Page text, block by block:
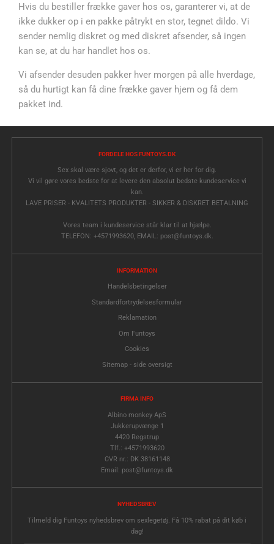
Hvis du bestiller frække gaver hos os, garanterer vi, at de
ikke dukker op i en pakke påtrykt en stor, tegnet dildo. Vi
sender nemlig diskret og med diskret afsender, så ingen
kan se, at du har handlet hos os.
Vi afsender desuden pakker hver morgen på alle hverdage,
så du hurtigt kan få dine frække gaver hjem og få dem
pakket ind.
FORDELE HOS FUNTOYS.DK
Sex skal være sjovt, og det er derfor, vi er her for dig.
Vi vil gøre vores bedste for at levere den absolut bedste kundeservice vi
kan.
LAVE PRISER - KVALITETS PRODUKTER - SIKKER & DISKRET BETALNING
Vores team i kundeservice står klar til at hjælpe.
TELEFON: +4571993620, EMAIL: post@funtoys.dk.
INFORMATION
Handelsbetingelser
Standardfortrydelsesformular
Reklamation
Om Funtoys
Cookies
Sitemap - side oversigt
FIRMA INFO
Albino monkey ApS
Jukkerupvænge 1
4420 Regstrup
Tlf.: +4571993620
CVR nr.: DK 38161148
Email: post@funtoys.dk
NYHEDSBREV
Tilmeld dig Funtoys nyhedsbrev om sexlegetøj. Få 10% rabat på dit køb i
dag!